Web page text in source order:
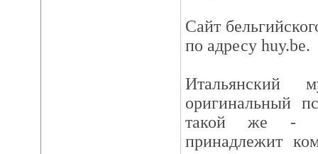
Сайт
по адресу huy.be.
Итальянский
оригинальный
такой же -
принадлежит